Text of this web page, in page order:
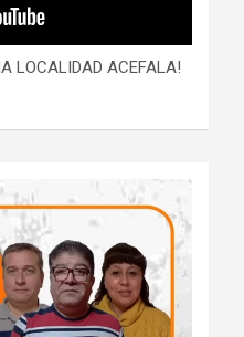
LOCALIDAD ACEFALA!